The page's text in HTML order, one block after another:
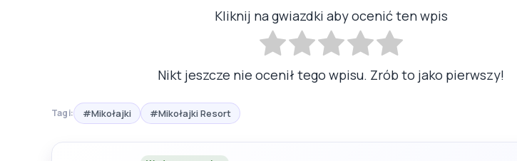
Kliknij na gwiazdki aby ocenić ten wpis
Nikt jeszcze nie ocenił tego wpisu. Zrób to jako pierwszy!
Tagi: #Mikołajki #Mikołajki Resort